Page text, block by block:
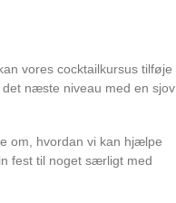
vores cocktailkursus tilføje
næste niveau med en sjov
om, hvordan vi kan hjælpe
fest til noget særligt med